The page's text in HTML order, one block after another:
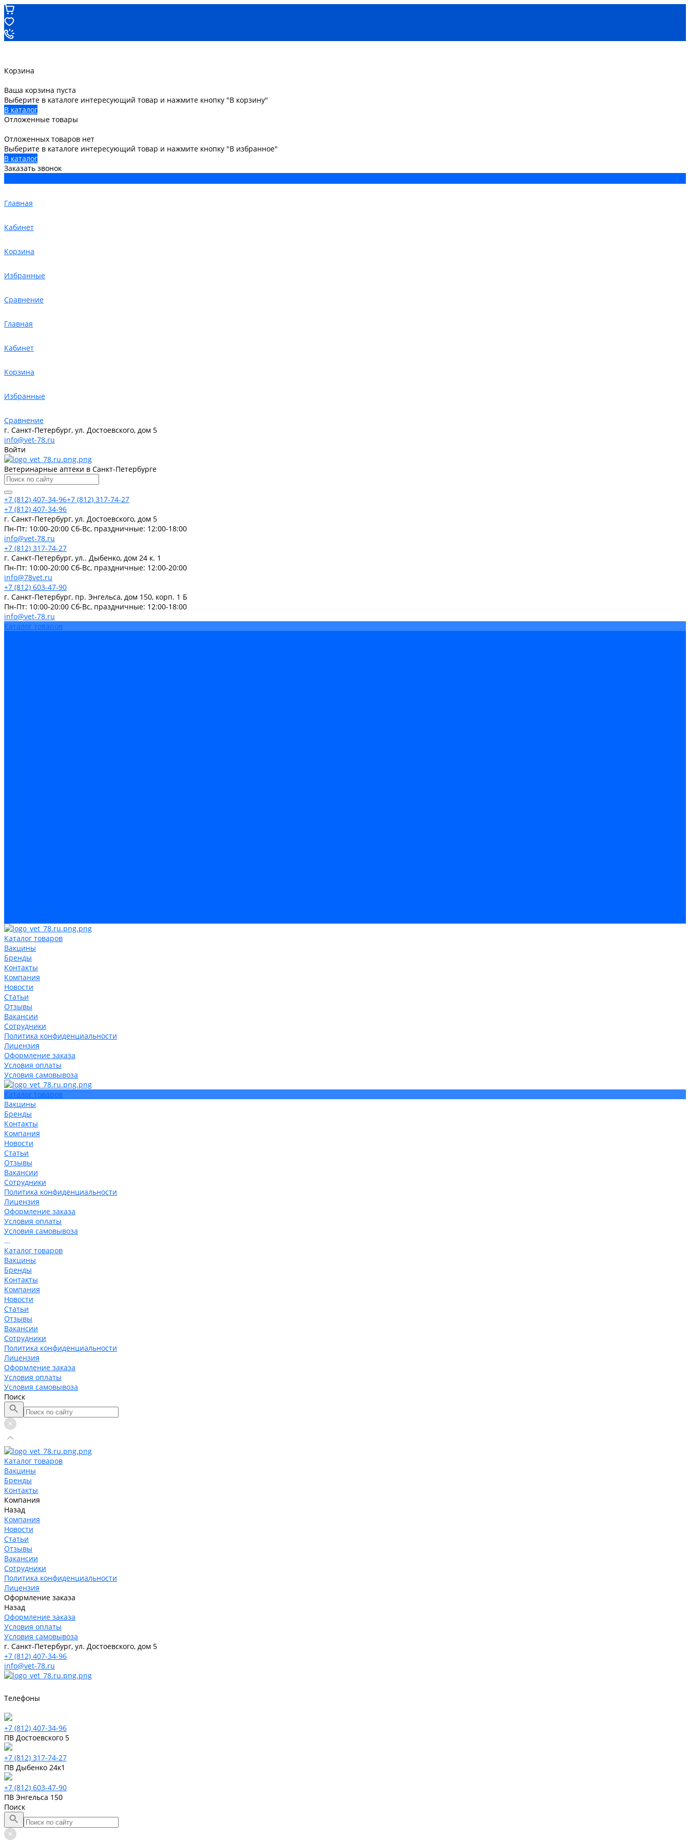
Корзина
Ваша корзина пуста
Выберите в каталоге интересующий товар и нажмите кнопку "В корзину"
В каталог
Отложенные товары
Отложенных товаров нет
Выберите в каталоге интересующий товар и нажмите кнопку "В избранное"
В каталог
Заказать звонок
Главная
Кабинет
Корзина
Избранные
Сравнение
Главная
Кабинет
Корзина
Избранные
Сравнение
г. Санкт-Петербург, ул. Достоевского, дом 5
info@vet-78.ru
Войти
Ветеринарные аптеки в Санкт-Петербурге
+7 (812) 407-34-96+7 (812) 317-74-27
+7 (812) 407-34-96
г. Санкт-Петербург, ул. Достоевского, дом 5
Пн-Пт: 10:00-20:00 Cб-Вс, праздничные: 12:00-18:00
info@vet-78.ru
+7 (812) 317-74-27
г. Санкт-Петербург, ул.. Дыбенко, дом 24 к. 1
Пн-Пт: 10:00-20:00 Cб-Вс, праздничные: 12:00-20:00
info@78vet.ru
+7 (812) 603-47-90
г. Санкт-Петербург, пр. Энгельса, дом 150, корп. 1 Б
Пн-Пт: 10:00-20:00 Cб-Вс, праздничные: 12:00-18:00
info@vet-78.ru
Каталог товаров
Каталог товаров
Вакцины
Бренды
Контакты
Компания
Новости
Статьи
Отзывы
Вакансии
Сотрудники
Политика конфиденциальности
Лицензия
Оформление заказа
Условия оплаты
Условия самовывоза
Каталог товаров
Вакцины
Бренды
Контакты
Компания
Новости
Статьи
Отзывы
Вакансии
Сотрудники
Политика конфиденциальности
Лицензия
Оформление заказа
Условия оплаты
Условия самовывоза
...
Каталог товаров
Вакцины
Бренды
Контакты
Компания
Новости
Статьи
Отзывы
Вакансии
Сотрудники
Политика конфиденциальности
Лицензия
Оформление заказа
Условия оплаты
Условия самовывоза
Поиск
Каталог товаров
Вакцины
Бренды
Контакты
Компания
Назад
Компания
Новости
Статьи
Отзывы
Вакансии
Сотрудники
Политика конфиденциальности
Лицензия
Оформление заказа
Назад
Оформление заказа
Условия оплаты
Условия самовывоза
г. Санкт-Петербург, ул. Достоевского, дом 5
+7 (812) 407-34-96
info@vet-78.ru
Телефоны
+7 (812) 407-34-96
ПВ Достоевского 5
+7 (812) 317-74-27
ПВ Дыбенко 24к1
+7 (812) 603-47-90
ПВ Энгельса 150
Поиск